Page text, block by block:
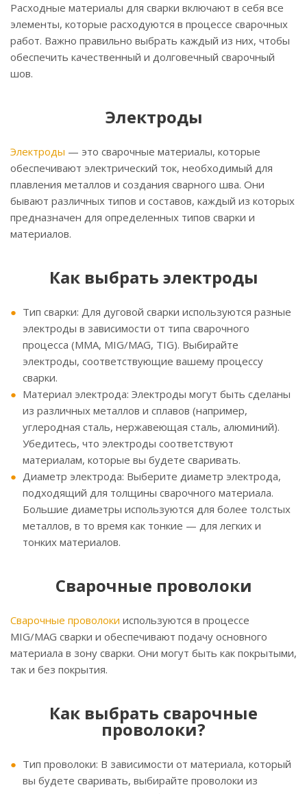
Расходные материалы для сварки включают в себя все
элементы, которые расходуются в процессе сварочных
работ. Важно правильно выбрать каждый из них, чтобы
обеспечить качественный и долговечный сварочный
шов.
Электроды
Электроды — это сварочные материалы, которые
обеспечивают электрический ток, необходимый для
плавления металлов и создания сварного шва. Они
бывают различных типов и составов, каждый из которых
предназначен для определенных типов сварки и
материалов.
Как выбрать электроды
Тип сварки: Для дуговой сварки используются разные
электроды в зависимости от типа сварочного
процесса (MMA, MIG/MAG, TIG). Выбирайте
электроды, соответствующие вашему процессу
сварки.
Материал электрода: Электроды могут быть сделаны
из различных металлов и сплавов (например,
углеродная сталь, нержавеющая сталь, алюминий).
Убедитесь, что электроды соответствуют
материалам, которые вы будете сваривать.
Диаметр электрода: Выберите диаметр электрода,
подходящий для толщины сварочного материала.
Большие диаметры используются для более толстых
металлов, в то время как тонкие — для легких и
тонких материалов.
Сварочные проволоки
Сварочные проволоки используются в процессе
MIG/MAG сварки и обеспечивают подачу основного
материала в зону сварки. Они могут быть как покрытыми,
так и без покрытия.
Как выбрать сварочные
проволоки?
Тип проволоки: В зависимости от материала, который
вы будете сваривать, выбирайте проволоки из